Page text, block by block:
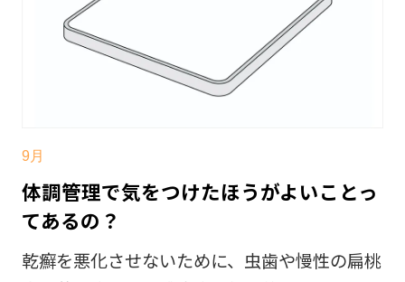
9月
体調管理で気をつけたほうがよいことっ
てあるの？
乾癬を悪化させないために、虫歯や慢性の扁桃